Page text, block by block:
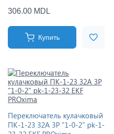
306.00 MDL
Купить
Переключатель кулачковый
ПК-1-23 32А 3P "1-0-2" pk-1-